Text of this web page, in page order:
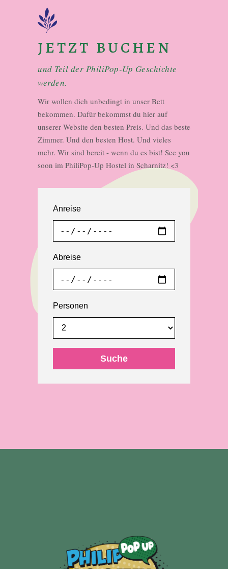
JETZT BUCHEN
und Teil der PhiliPop-Up Geschichte
werden.
Wir wollen dich unbedingt in unser Bett
bekommen. Dafür bekommst du hier auf
unserer Website den besten Preis. Und das beste
Zimmer. Und den besten Host. Und vieles
mehr. Wir sind bereit - wenn du es bist! See you
soon im PhiliPop-Up Hostel in Scharnitz! <3
Anreise
Abreise
Personen
Suche